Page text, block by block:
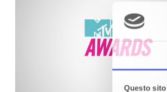
Questo
MTV AWARDS: ARTIST SAGA
Gamification product